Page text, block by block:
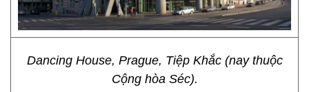
Dancing House, Prague, Tiệp Khắc (nay thuộc
Cộng hòa Séc).